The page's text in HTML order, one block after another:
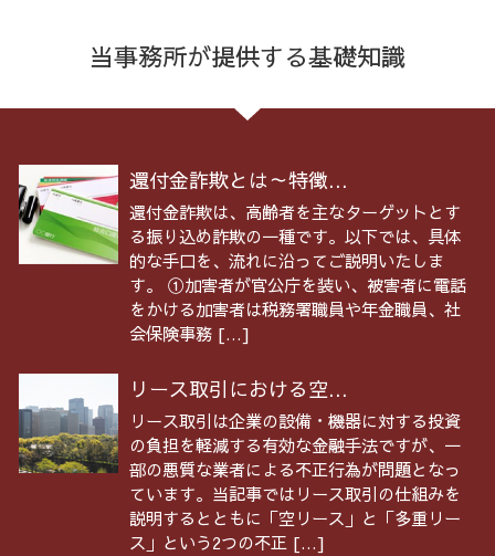
当事務所が提供する基礎知識
還付金詐欺とは～特徴...
還付金詐欺は、高齢者を主なターゲットとす
る振り込め詐欺の一種です。以下では、具体
的な手口を、流れに沿ってご説明いたしま
す。 ①加害者が官公庁を装い、被害者に電話
をかける加害者は税務署職員や年金職員、社
会保険事務 […]
リース取引における空...
リース取引は企業の設備・機器に対する投資
の負担を軽減する有効な金融手法ですが、一
部の悪質な業者による不正行為が問題となっ
ています。当記事ではリース取引の仕組みを
説明するとともに「空リース」と「多重リー
ス」という2つの不正 […]